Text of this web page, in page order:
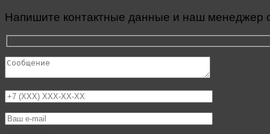
Напишите контактные данные и наш менеджер